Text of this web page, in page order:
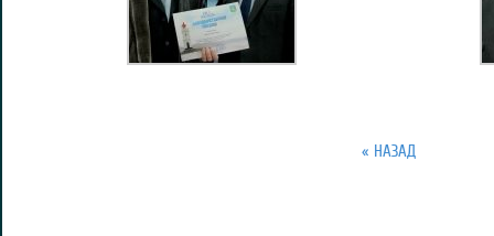
« НАЗАД